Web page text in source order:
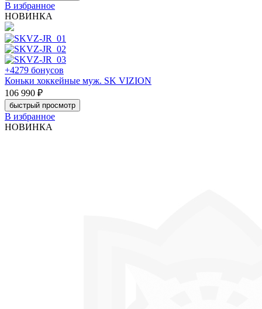
В избранное
НОВИНКА
+4279 бонусов
Коньки хоккейные муж. SK VIZION
106 990 ₽
быстрый просмотр
В избранное
НОВИНКА